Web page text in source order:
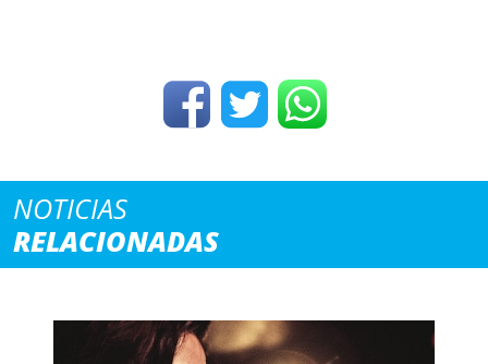
NOTICIAS
RELACIONADAS